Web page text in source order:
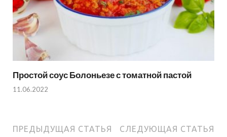
Простой соус Болоньезе с томатной пастой
11.06.2022
ПРЕДЫДУЩАЯ СТАТЬЯ СЛЕДУЮЩАЯ СТАТЬЯ